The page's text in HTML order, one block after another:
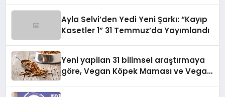
Ayla Selvi’den Yedi Yeni Şarkı: “Kayıp
Kasetler 1” 31 Temmuz’da Yayımlandı
Yeni yapilan 31 bilimsel araştırmaya
göre, Vegan Köpek Maması ve Vegan